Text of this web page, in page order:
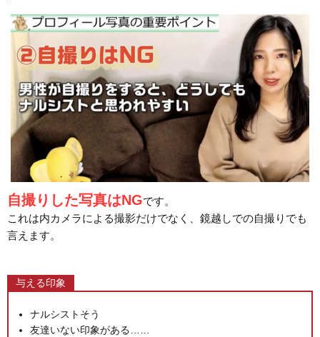
自撮りした写真はNGです。
これは内カメラによる撮影だけでなく、鏡越しでの自撮りでも
言えます。
与える印象
ナルシストそう
友達いない印象がある……